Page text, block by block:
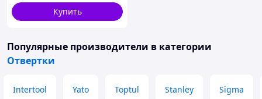
Купить
Популярные производители в категории
Отвертки
Intertool Yato Toptul Stanley Sigma